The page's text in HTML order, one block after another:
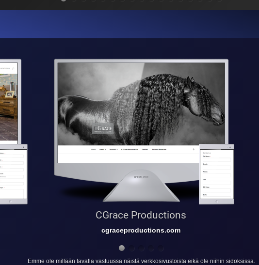
CGrace Productions
cgraceproductions.com
Emme ole millään tavalla vastuussa näistä verkkosivustoista eikä ole niihin sidoksissa.